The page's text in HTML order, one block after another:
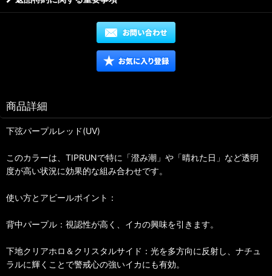
商品詳細
下弦パープルレッド(UV)
このカラーは、TIPRUNで特に「澄み潮」や「晴れた日」など透明
度が高い状況に効果的な組み合わせです。
使い方とアピールポイント：
背中パープル：視認性が高く、イカの興味を引きます。
下地クリアホロ＆クリスタルサイド：光を多方向に反射し、ナチュ
ラルに輝くことで警戒心の強いイカにも有効。